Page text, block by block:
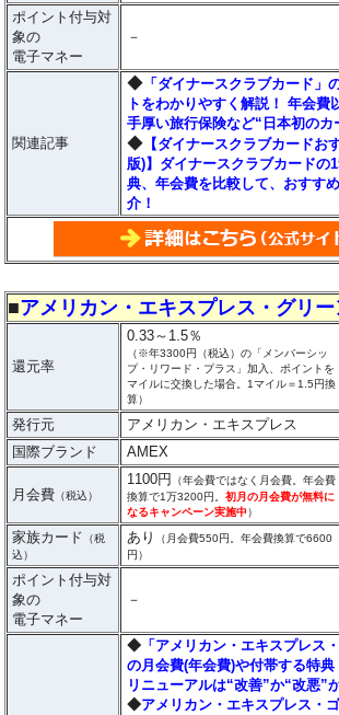
ポイント付与対
象の
電子マネー
－
関連記事
◆ 「ダイナースクラブカード」
トをわかりやすく解説！ 年会費
手厚い旅行保険など“日本初のカ
◆ 【ダイナースクラブカードお
版)】ダイナースクラブカードの
典、年会費を比較して、おすす
介！
■アメリカン・エキスプレス・グリ
還元率
0.33～1.5％
（※年3300円（税込）の「メンバーシッ
プ・リワード・プラス」加入、ポイントを
マイルに交換した場合。1マイル＝1.5円換
算）
発行元
アメリカン・エキスプレス
国際ブランド
AMEX
月会費 （税込）
1100円
（年会費ではなく月会費。年会費
換算で1万3200円。初月の月会費が無料に
なるキャンペーン実施中）
家族カード
（税
込）
あり
（月会費550円。年会費換算で6600
円）
ポイント付与対
象の
電子マネー
－
◆ 「アメリカン・エキスプレス
の月会費(年会費)や付帯する特典
リニューアルは“改善”か“改悪”
◆アメリカン・エキスプレス・